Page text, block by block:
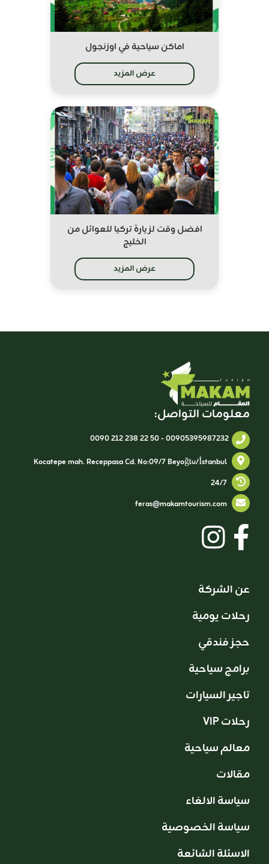
اماكن سياحية في اوزنجول
عرض المزيد
افضل وقت لزيارة تركيا للعوائل من
الخليج
عرض المزيد
معلومات التواصل:
0090 212 238 22 50-00905395987232
feras@makamtourism.com
عن الشركة
رحلات يومية
حجز فندقي
برامج سياحية
تاجير السيارات
VIP رحلات
معالم سياحية
مقالات
سياسة الالغاء
سياسة الخصوصية
الاسئلة الشائعة